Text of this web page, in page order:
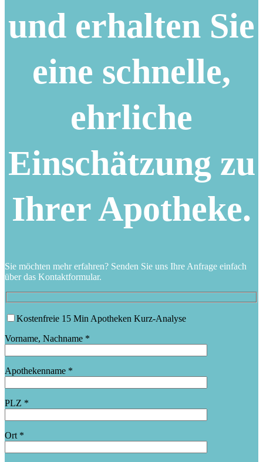
und erhalten Sie
eine schnelle,
ehrliche
Einschätzung zu
Ihrer Apotheke.
Sie möchten mehr erfahren? Senden Sie uns Ihre Anfrage einfach
über das Kontaktformular.
Kostenfreie 15 Min Apotheken Kurz-Analyse
Vorname, Nachname *
Apothekenname *
PLZ *
Ort *